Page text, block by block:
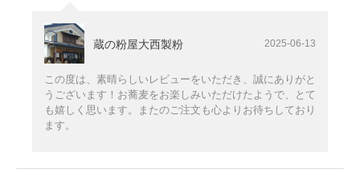
蔵の粉屋大西製粉 2025-06-13
この度は、素晴らしいレビューをいただき、誠にありがと
うございます！お蕎麦をお楽しみいただけたようで、とて
も嬉しく思います。またのご注文も心よりお待ちしており
ます。